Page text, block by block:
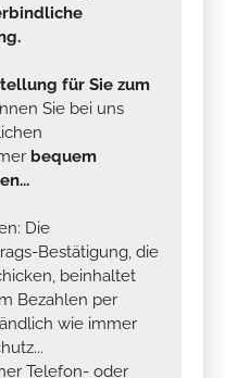
für Sie zum
Sie bei uns
bequem
Die
Bestätigung, die
beinhaltet
Bezahlen per
wie immer
Telefon- oder